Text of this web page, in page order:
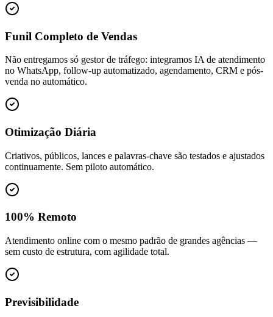
Funil Completo de Vendas
Não entregamos só gestor de tráfego: integramos IA de atendimento
no WhatsApp, follow-up automatizado, agendamento, CRM e pós-
venda no automático.
Otimização Diária
Criativos, públicos, lances e palavras-chave são testados e ajustados
continuamente. Sem piloto automático.
100% Remoto
Atendimento online com o mesmo padrão de grandes agências —
sem custo de estrutura, com agilidade total.
Previsibilidade